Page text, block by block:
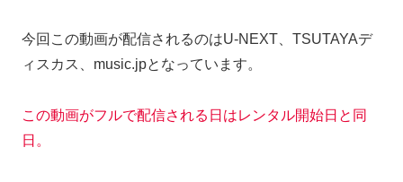
今回この動画が配信されるのはU-NEXT、TSUTAYAデ
ィスカス、music.jpとなっています。
この動画がフルで配信される日はレンタル開始日と同
日。